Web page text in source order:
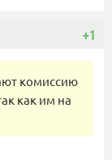
+1
комиссию
как им на